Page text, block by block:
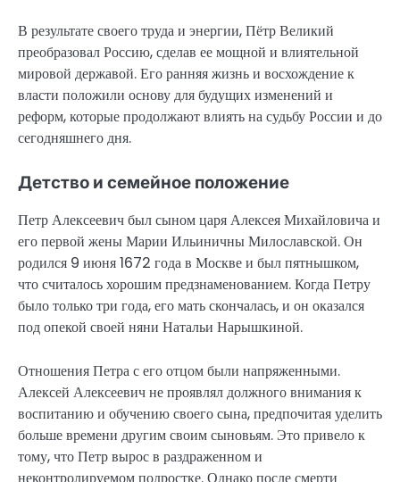
В результате своего труда и энергии, Пётр Великий
преобразовал Россию, сделав ее мощной и влиятельной
мировой державой. Его ранняя жизнь и восхождение к
власти положили основу для будущих изменений и
реформ, которые продолжают влиять на судьбу России и до
сегодняшнего дня.
Детство и семейное положение
Петр Алексеевич был сыном царя Алексея Михайловича и
его первой жены Марии Ильиничны Милославской. Он
родился 9 июня 1672 года в Москве и был пятнышком,
что считалось хорошим предзнаменованием. Когда Петру
было только три года, его мать скончалась, и он оказался
под опекой своей няни Натальи Нарышкиной.
Отношения Петра с его отцом были напряженными.
Алексей Алексеевич не проявлял должного внимания к
воспитанию и обучению своего сына, предпочитая уделить
больше времени другим своим сыновьям. Это привело к
тому, что Петр вырос в раздраженном и
неконтролируемом подростке. Однако после смерти